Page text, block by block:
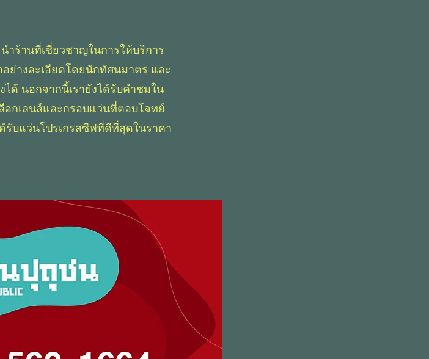
ำร้านที่เชี่ยวชาญในการให้บริการ
ย่างละเอียดโดยนักทัศนมาตร และ
ได้ นอกจากนี้เรายังได้รับคำชมใน
อกเลนส์และกรอบแว่นที่ตอบโจทย์
รับแว่นโปรเกรสซีฟที่ดีที่สุดในราคา